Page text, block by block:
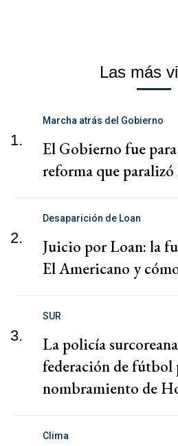
Las más
1.
Marcha atrás del Gobierno
El Gobierno fue
reforma que
2.
Desaparición de Loan
Juicio por Loan: la
El Americano y
3.
SUR
La policía
federación de fútbol
nombramiento de
Clima